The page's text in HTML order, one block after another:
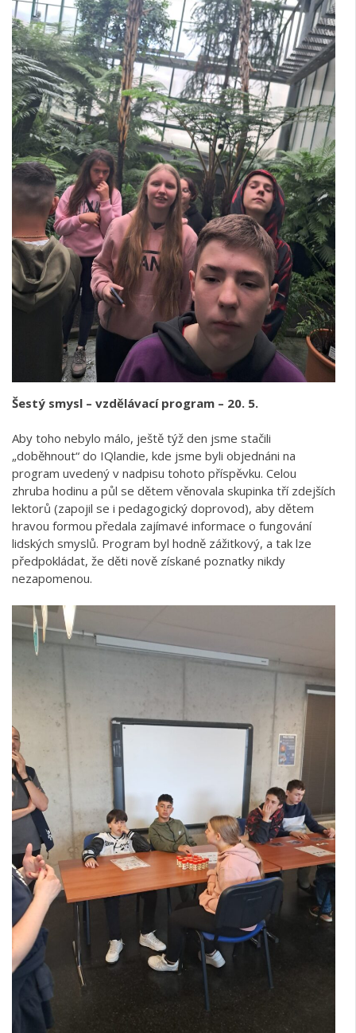
Šestý smysl – vzdělávací program – 20. 5.
Aby toho nebylo málo, ještě týž den jsme stačili
„doběhnout“ do IQlandie, kde jsme byli objednáni na
program uvedený v nadpisu tohoto příspěvku. Celou
zhruba hodinu a půl se dětem věnovala skupinka tří zdejších
lektorů (zapojil se i pedagogický doprovod), aby dětem
hravou formou předala zajímavé informace o fungování
lidských smyslů. Program byl hodně zážitkový, a tak lze
předpokládat, že děti nově získané poznatky nikdy
nezapomenou.